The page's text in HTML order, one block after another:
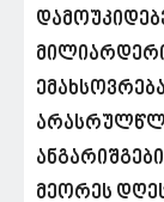
მეორეს